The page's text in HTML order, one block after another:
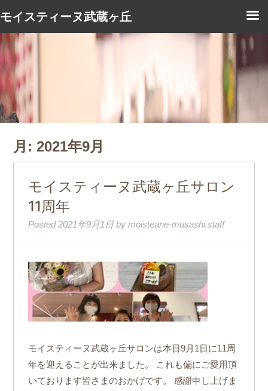
月:2021年9月
モイスティーヌ武蔵ヶ丘サロン
11周年
Posted2021年9月1日 by moisteane-musashi.staff
モイスティーヌ武蔵ヶ丘サロンは本日9月1日に11周
年を迎えることが出来ました。 これも偏にご愛用頂
いております皆さまのおかげです。 感謝申し上げま
モイスティーヌ武蔵ヶ丘